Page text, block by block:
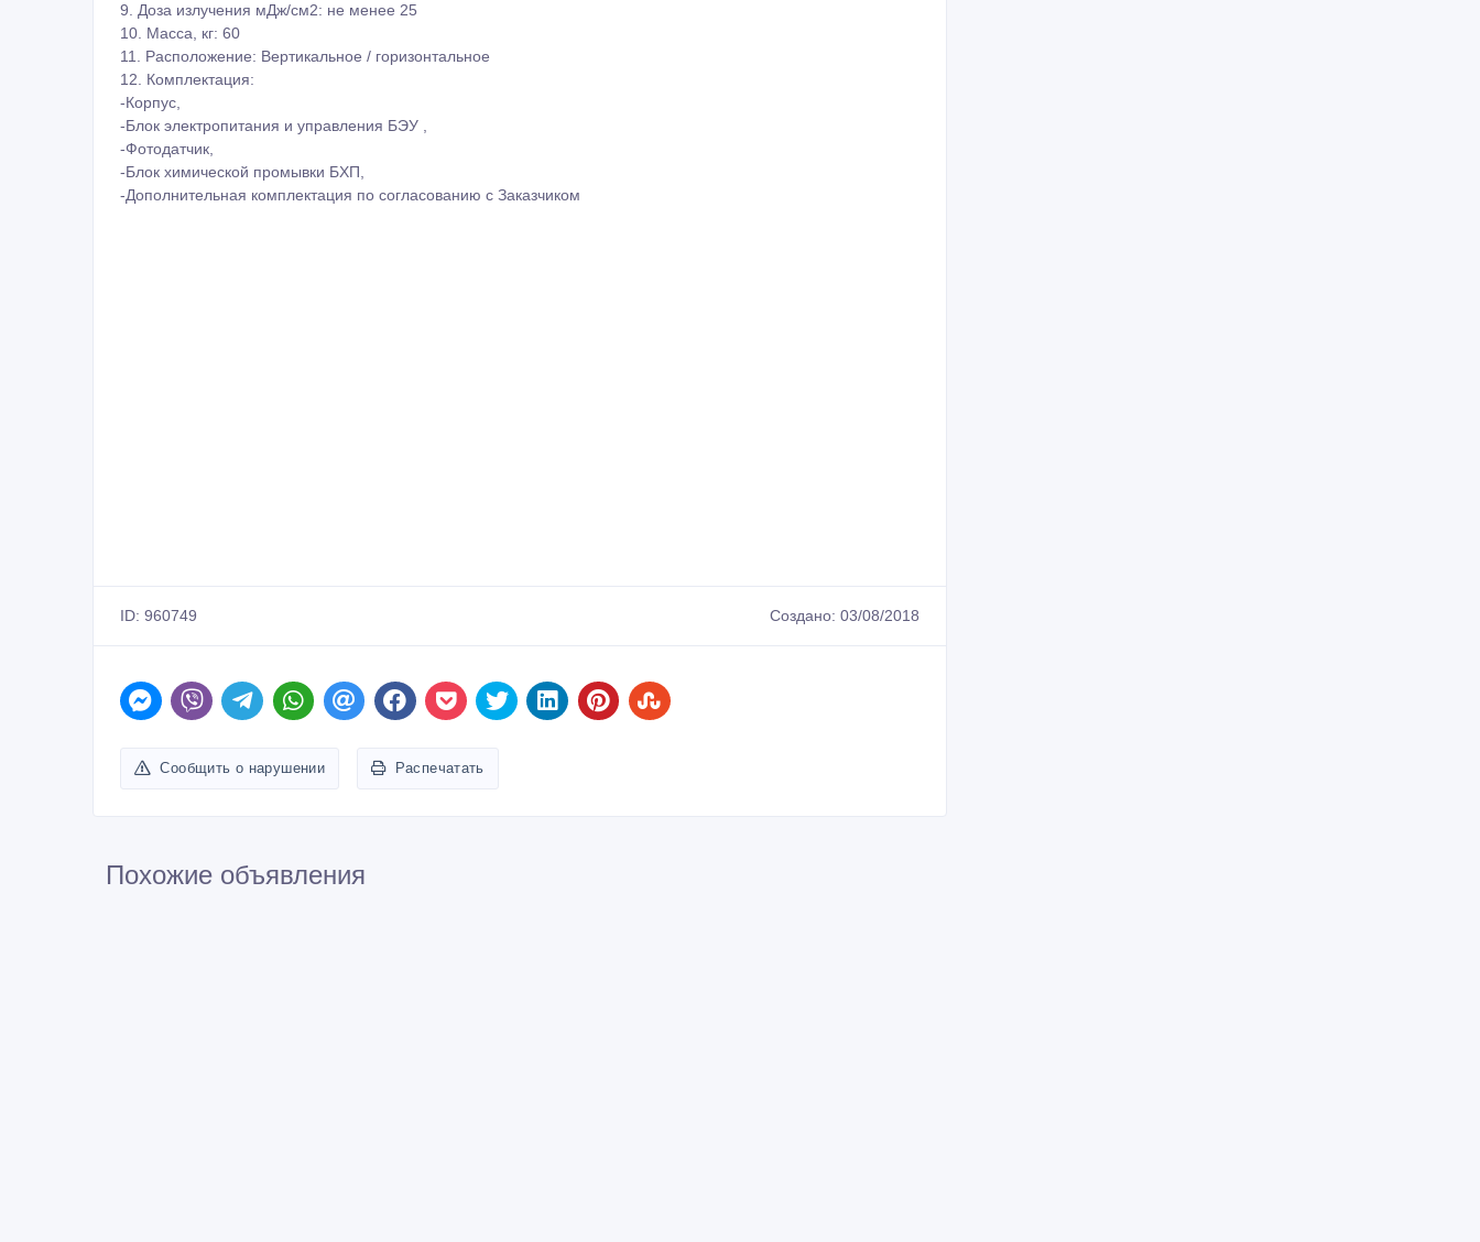
9. Доза излучения мДж/см2: не менее 25
10. Масса, кг: 60
11. Расположение: Вертикальное / горизонтальное
12. Комплектация:
-Корпус,
-Блок электропитания и управления БЭУ ,
-Фотодатчик,
-Блок химической промывки БХП,
-Дополнительная комплектация по согласованию с Заказчиком
ID: 960749 Создано: 03/08/2018
Сообщить о нарушении Распечатать
Похожие объявления